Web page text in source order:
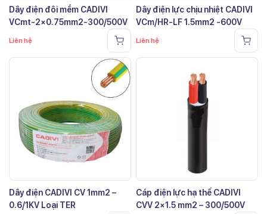
Dây điện đôi mềm CADIVI
VCmt-2×0.75mm2-300/500V
Liên hệ
Dây điện lực chịu nhiệt CADIVI
VCm/HR-LF 1.5mm2 -600V
Liên hệ
Dây điện CADIVI CV 1mm2 –
0.6/1KV Loại TER
Cáp điện lực hạ thế CADIVI
CVV 2×1.5 mm2 – 300/500V